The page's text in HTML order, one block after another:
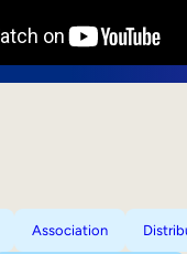
Association